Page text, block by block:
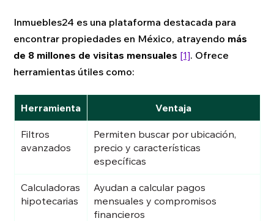
Inmuebles24 es una plataforma destacada para
encontrar propiedades en México, atrayendo más
de 8 millones de visitas mensuales [1]. Ofrece
herramientas útiles como:
Herramienta Ventaja
Filtros
avanzados
Permiten buscar por ubicación,
precio y características
específicas
Calculadoras
hipotecarias
Ayudan a calcular pagos
mensuales y compromisos
financieros